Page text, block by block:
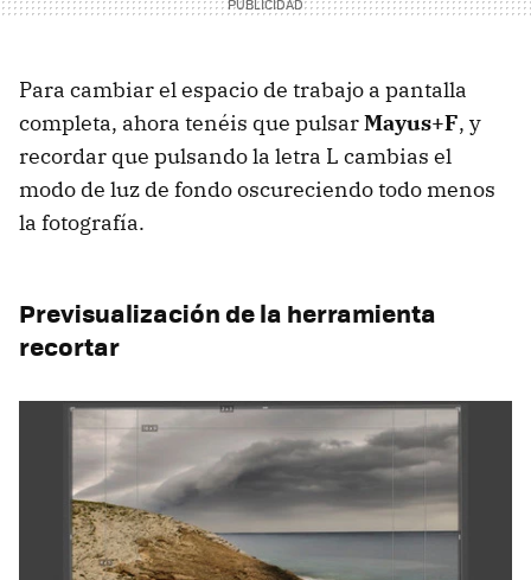
Para cambiar el espacio de trabajo a pantalla
completa, ahora tenéis que pulsarMayus+F, y
recordar que pulsando la letra L cambias el
modo de luz de fondo oscureciendo todo menos
la fotografía.
Previsualización de la herramienta
recortar